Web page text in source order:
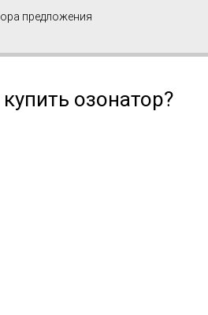
предложения
озонатор?